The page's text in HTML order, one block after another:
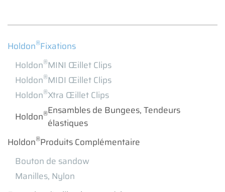
Holdon®Fixations
Holdon®MINI Œillet Clips
Holdon®MIDI Œillet Clips
Holdon®Xtra Œillet Clips
Holdon®Ensambles de Bungees, Tendeurs
élastiques
Holdon®Produits Complémentaire
Bouton de sandow
Manilles, Nylon